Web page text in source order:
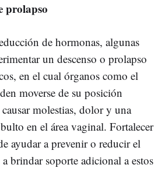
prolapso
de hormonas, algunas
un descenso o prolapso
en el cual órganos como el
moverse de su posición
molestias, dolor y una
en el área vaginal. Fortalecer
ayudar a prevenir o reducir el
brindar soporte adicional a estos